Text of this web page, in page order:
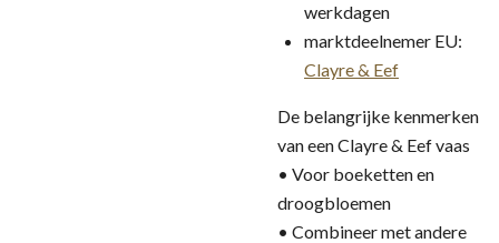
werkdagen
marktdeelnemer EU:
Clayre & Eef
De belangrijke kenmerken
van een Clayre & Eef vaas
• Voor boeketten en
droogbloemen
• Combineer met andere